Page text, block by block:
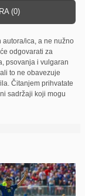
(0)
autora/ica, a ne nužno
odgovarati za
psovanja i vulgaran
to ne obavezuje
Čitanjem prihvatate
sadržaji koji mogu